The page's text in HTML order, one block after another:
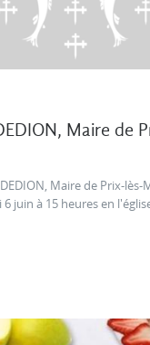
Maire de
Maire de Prix-lès-
juin à 15 heures en